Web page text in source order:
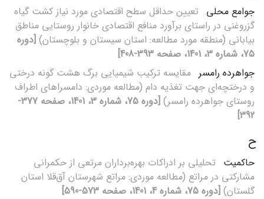
جوامع محلی تعیین حداقل سطح اقتصادی مورد نیاز کشت گیاه
گزروغنی در راستای برآورد منافع اقتصادی خانوار روستایی مناطق
بیابانی (منطقه مورد مطالعه: استان سیستان و بلوچستان) [دوره
75، شماره 3، 1401، صفحه 393-408]
جواهرده رامسر مقایسه ترکیب شیمیایی برگ هشت گونه‌ درختی
و درختچه‌ای جهت تغذیه دام (مطالعه موردی: دامسراهای اطراف
روستای جواهرده رامسر)
[دوره 75، شماره 3، 1401، صفحه 377-
392]
ح
حاکمیت تحلیلی بر ادراکات بهره‌برداران مرتعی از حکمرانی
مشارکتی در مراتع (مطالعه‌ موردی: مراتع شهرستان آق‌قلا استان
گلستان) [دوره 75، شماره 4، 1401، صفحه 573-590]